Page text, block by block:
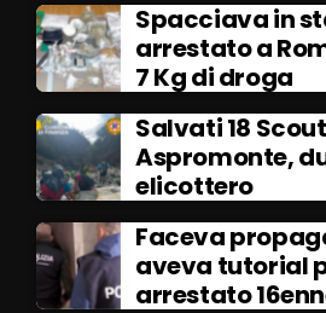
Spacciava in
arrestato a
7 Kg di droga
Salvati 18
Aspromonte,
elicottero
Faceva
aveva tutorial
arrestato